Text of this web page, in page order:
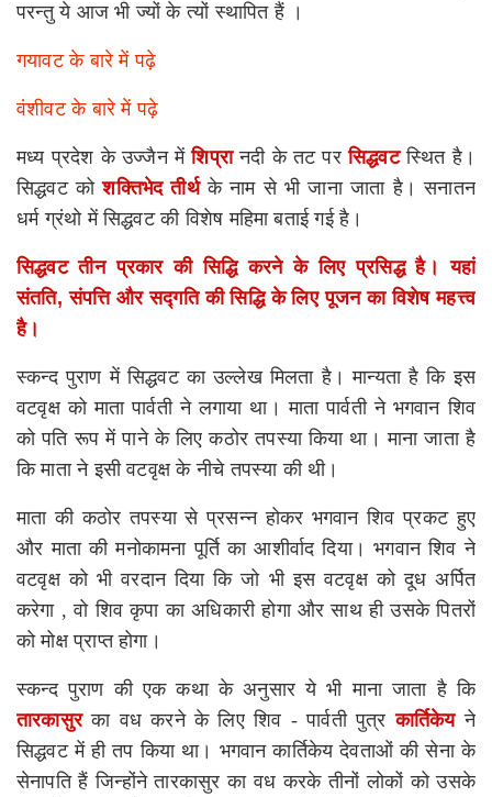
परन्तु ये आज भी ज्यों के त्यों स्थापित हैं ।
गयावट के बारे में पढ़े
वंशीवट के बारे में पढ़े
मध्य प्रदेश के उज्जैन मेंशिप्रानदी के तट परसिद्धवटस्थित है।
सिद्धवट कोशक्तिभेद तीर्थके नाम से भी जाना जाता है। सनातन
धर्म ग्रंथो में सिद्धवट की विशेष महिमा बताई गई है।
सिद्धवट तीन प्रकार की सिद्धि करने के लिए प्रसिद्ध है। यहां
संतति,संपत्ति और सद्‍गति की सिद्धि के लिए पूजन का विशेष महत्त्व
है।
स्कन्द पुराण में सिद्धवट का उल्लेख मिलता है। मान्यता है कि इस
वटवृक्ष को माता पार्वती ने लगाया था। माता पार्वती ने भगवान शिव
को पति रूप में पाने के लिए कठोर तपस्या किया था। माना जाता है
कि माता ने इसी वटवृक्ष के नीचे तपस्या की थी।
माता की कठोर तपस्या से प्रसन्न होकर भगवान शिव प्रकट हुए
और माता की मनोकामना पूर्ति का आशीर्वाद दिया। भगवान शिव ने
वटवृक्ष को भी वरदान दिया कि जो भी इस वटवृक्ष को दूध अर्पित
करेगा ,वो शिव कृपा का अधिकारी होगा और साथ ही उसके पितरों
को मोक्ष प्राप्त होगा।
स्कन्द पुराण की एक कथा के अनुसार ये भी माना जाता है कि
तारकासुरका वध करने के लिए शिव -पार्वती पुत्रकार्तिकेयने
सिद्धवट में ही तप किया था। भगवान कार्तिकेय देवताओं की सेना के
सेनापति हैं जिन्होंने तारकासुर का वध करके तीनों लोकों को उसके